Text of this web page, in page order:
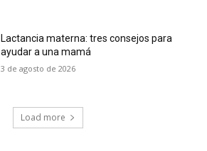
Lactancia materna: tres consejos para
ayudar a una mamá
3 de agosto de 2026
Load more